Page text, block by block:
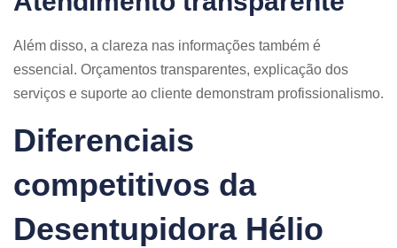
Além disso, a clareza nas informações também é
essencial. Orçamentos transparentes, explicação dos
serviços e suporte ao cliente demonstram profissionalismo.
Diferenciais
competitivos da
Desentupidora Hélio